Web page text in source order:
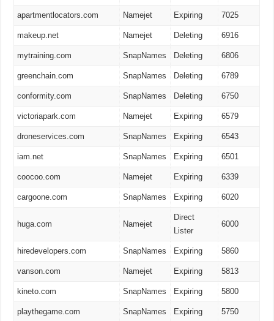
apartmentlocators.com Namejet Expiring 7025
makeup.net Namejet Deleting 6916
mytraining.com SnapNames Deleting 6806
greenchain.com SnapNames Deleting 6789
conformity.com SnapNames Deleting 6750
victoriapark.com Namejet Expiring 6579
droneservices.com SnapNames Expiring 6543
iam.net SnapNames Expiring 6501
coocoo.com Namejet Expiring 6339
cargoone.com SnapNames Expiring 6020
huga.com Namejet
Direct
Lister
6000
hiredevelopers.com SnapNames Expiring 5860
vanson.com Namejet Expiring 5813
kineto.com SnapNames Expiring 5800
playthegame.com SnapNames Expiring 5750